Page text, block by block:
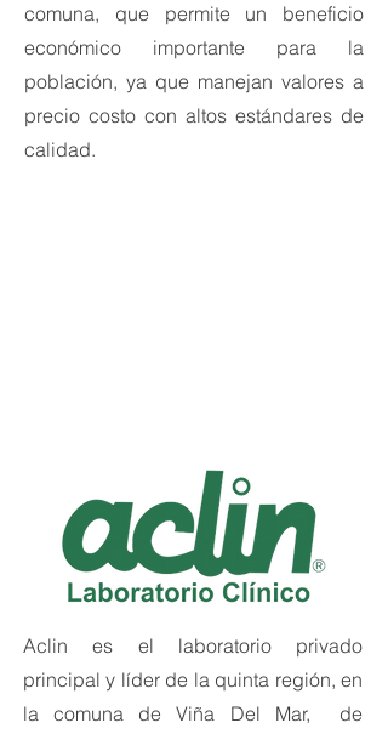
comuna, que permite un beneficio
económico importante para la
población, ya que manejan valores a
precio costo con altos estándares de
calidad.
Aclin es el laboratorio privado
principal y líder de la quinta región, en
la comuna de Viña Del Mar, de